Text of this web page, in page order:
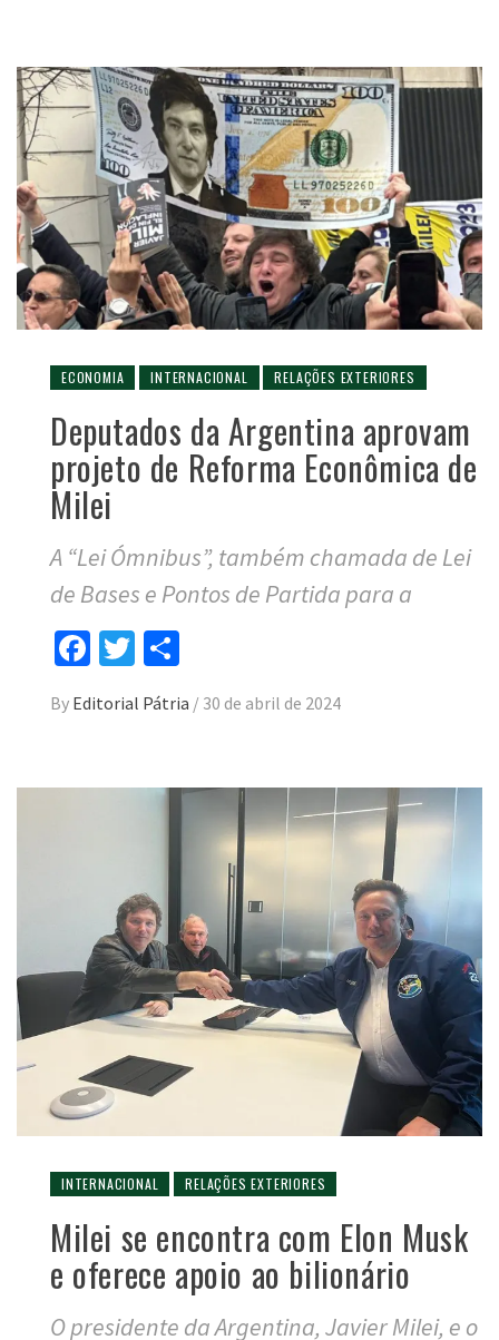
ECONOMIA INTERNACIONAL RELAÇÕES EXTERIORES
Deputados da Argentina aprovam
projeto de Reforma Econômica de
Milei
A “Lei Ómnibus”, também chamada de Lei
de Bases e Pontos de Partida para a
Facebook
Twitter
By Editorial Pátria / 30 de abril de 2024
INTERNACIONAL RELAÇÕES EXTERIORES
Milei se encontra com Elon Musk
e oferece apoio ao bilionário
O presidente da Argentina, Javier Milei, e o